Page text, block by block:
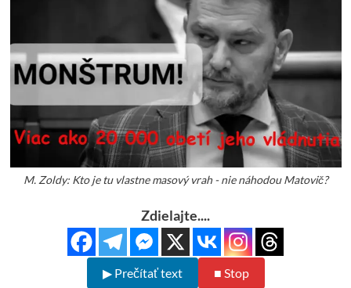
M. Zoldy: Kto je tu vlastne masový vrah - nie náhodou Matovič?
Zdielajte....
▶ Prečítať text ■ Stop